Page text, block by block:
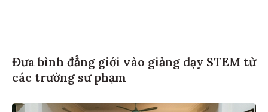
Đưa bình đẳng giới vào giảng dạy STEM từ
các trường sư phạm